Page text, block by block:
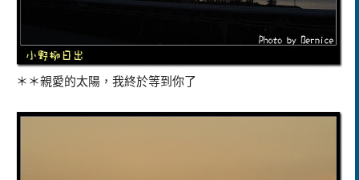
＊＊親愛的太陽，我終於等到你了